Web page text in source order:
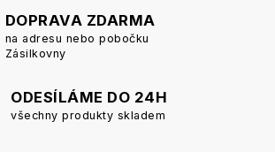
DOPRAVA ZDARMA
na adresu nebo pobočku
Zásilkovny
ODESÍLÁME DO 24H
všechny produkty skladem